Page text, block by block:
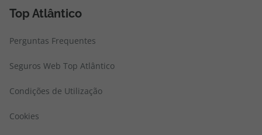
Top Atlântico
Perguntas Frequentes
Seguros Web Top Atlântico
Condições de Utilização
Cookies